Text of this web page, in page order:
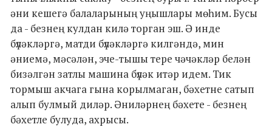
әни кешегә балаларының уңышлары мөһим. Бусы
да - безнең кулдан килә торган эш. Ә инде
бүләкләргә, матди бүләкләргә килгәндә, мин
әниемә, мәсәлән, эче-тышы тере чәчәкләр белән
бизәлгән затлы машина бүләк итәр идем. Тик
тормыш акчага гына корылмаган, бәхетне сатып
алып булмый диләр. Әниләрнең бәхете - безнең
бәхетле булуда, ахрысы.